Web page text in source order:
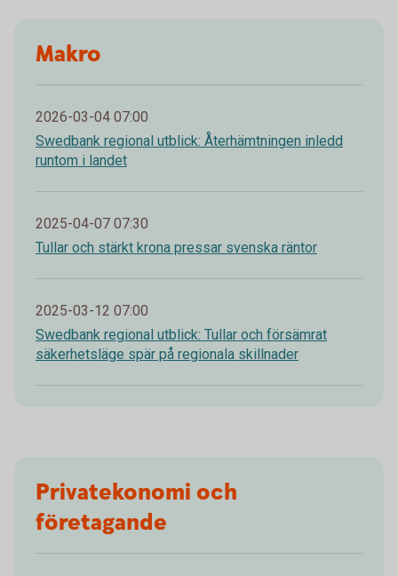
Makro
2026-03-04 07:00
Swedbank regional utblick: Återhämtningen inledd
runtom i landet
2025-04-07 07:30
Tullar och stärkt krona pressar svenska räntor
2025-03-12 07:00
Swedbank regional utblick: Tullar och försämrat
säkerhetsläge spär på regionala skillnader
Privatekonomi och
företagande